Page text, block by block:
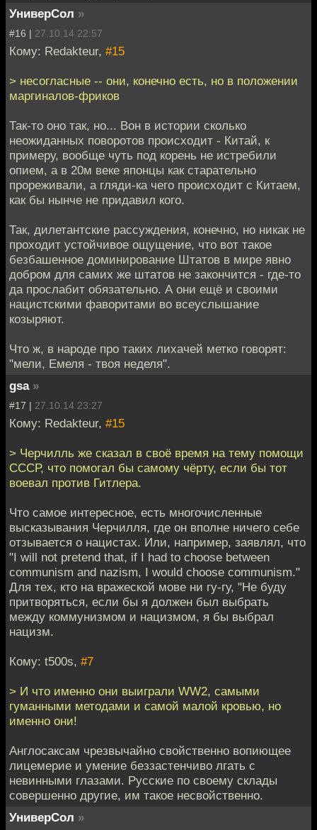
УниверСол »
#16 | 27.10.14 22:57
Кому: Redakteur, #15
> несогласные -- они, конечно есть, но в положении
маргиналов-фриков
Так-то оно так, но... Вон в истории сколько
неожиданных поворотов происходит - Китай, к
примеру, вообще чуть под корень не истребили
опием, а в 20м веке японцы как старательно
прореживали, а гляди-ка чего происходит с Китаем,
как бы нынче не придавил кого.
Так, дилетантские рассуждения, конечно, но никак не
проходит устойчивое ощущение, что вот такое
безбашенное доминирование Штатов в мире явно
добром для самих же штатов не закончится - где-то
да прослабит обязательно. А они ещё и своими
нацистскими фаворитами во всеуслышание
козыряют.
Что ж, в народе про таких лихачей метко говорят:
"мели, Емеля - твоя неделя".
gsa »
#17 | 27.10.14 23:27
Кому: Redakteur, #15
> Черчилль же сказал в своё время на тему помощи
СССР, что помогал бы самому чёрту, если бы тот
воевал против Гитлера.
Что самое интересное, есть многочисленные
высказывания Черчилля, где он вполне ничего себе
отзывается о нацистах. Или, например, заявлял, что
"I will not pretend that, if I had to choose between
communism and nazism, I would choose communism."
Для тех, кто на вражеской мове ни гу-гу, "Не буду
притворяться, если бы я должен был выбрать
между коммунизмом и нацизмом, я бы выбрал
нацизм.
Кому: t500s, #7
> И что именно они выиграли WW2, самыми
гуманными методами и самой малой кровью, но
именно они!
Англосаксам чрезвычайно свойственно вопиющее
лицемерие и умение беззастенчиво лгать с
невинными глазами. Русские по своему склады
совершенно другие, им такое несвойственно.
УниверСол »